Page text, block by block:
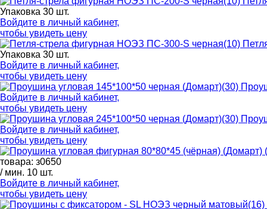
Упаковка 30 шт.
Войдите в личный кабинет,
чтобы увидеть цену
Упаковка 30 шт.
Войдите в личный кабинет,
чтобы увидеть цену
Войдите в личный кабинет,
чтобы увидеть цену
Войдите в личный кабинет,
чтобы увидеть цену
товара: з0650
/ мин. 10 шт.
Войдите в личный кабинет,
чтобы увидеть цену